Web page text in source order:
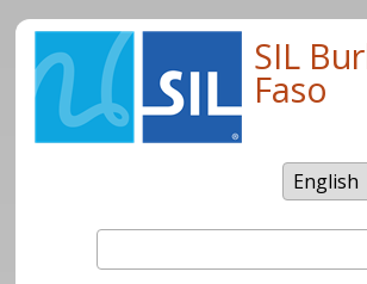
Skip to main content SIL
Faso
Search form